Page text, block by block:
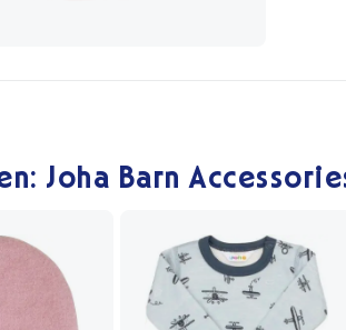
Joha Barn